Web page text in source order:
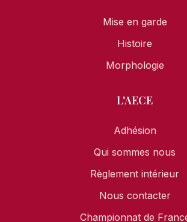
Mise en garde
Histoire
Morphologie
L'AECE
Adhésion
Qui sommes nous
Règlement intérieur
Nous contacter
Championnat de